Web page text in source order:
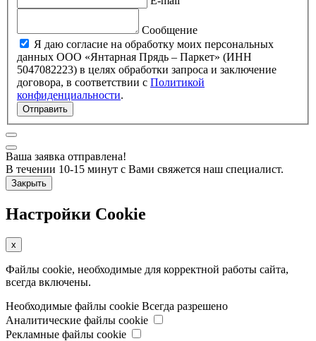
Сообщение
Я даю согласие на обработку моих персональных
данных ООО «Янтарная Прядь – Паркет» (ИНН
5047082223) в целях обработки запроса и заключение
договора, в соответствии с Политикой
конфиденциальности.
Отправить
Ваша заявка отправлена!
В течении 10-15 минут с Вами свяжется наш специалист.
Закрыть
Настройки Cookie
x
Файлы cookie, необходимые для корректной работы сайта,
всегда включены.
Необходимые файлы cookie Всегда разрешено
Аналитические файлы cookie
Рекламные файлы cookie